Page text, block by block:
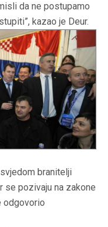
da ne postupamo
kazao je Deur.
branitelji
se pozivaju na zakone
odgovorio